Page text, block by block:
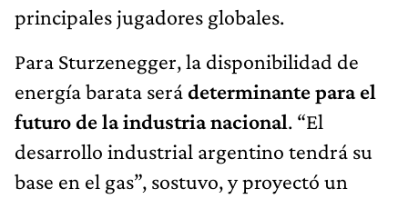
principales jugadores globales.
Para Sturzenegger, la disponibilidad de
energía barata serádeterminante para el
futuro de la industria nacional. “El
desarrollo industrial argentino tendrá su
base en el gas”, sostuvo, y proyectó un